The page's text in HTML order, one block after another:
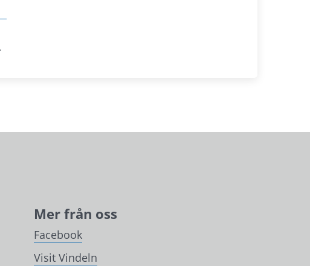
Mer från oss
Facebook
Visit Vindeln